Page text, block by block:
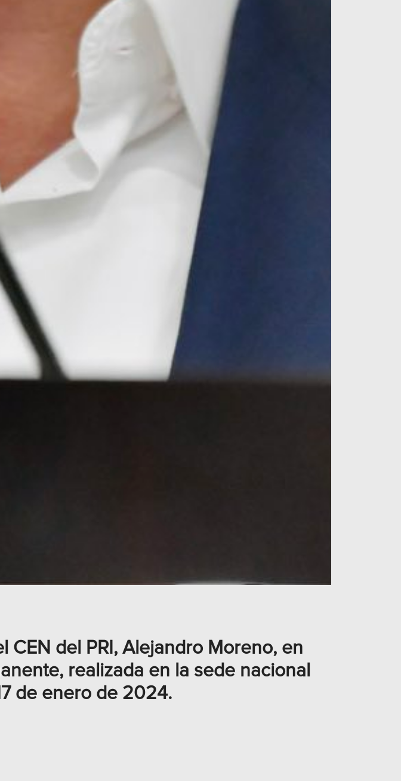
del PRI, Alejandro Moreno, en
realizada en la sede nacional
de enero de 2024.